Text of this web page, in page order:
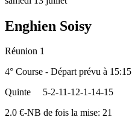
Enghien Soisy
Réunion 1
4° Course - Départ prévu à 15:15
Quinte
5-2-11-12-1-14-15
2.0 €-NB de fois la mise: 21